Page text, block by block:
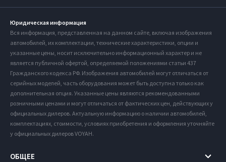
Юридическая информация
Вся информация, представленная на данном сайте, включая изображения
автомобилей, их комплектации, технические характеристики, опции и
указанные цены, носит исключительно информационный характер и не
является публичной офертой, определяемой положениями статьи 437
Гражданского кодекса РФ. Изображения автомобилей могут отличаться от
серийных моделей, часть оборудования может быть доступна только как
дополнительная опция. Указанные цены являются рекомендованными
розничными ценами и могут отличаться от фактических цен, действующих у
официальных дилеров. Актуальную информацию о наличии автомобилей,
комплектациях, стоимости, условиях приобретения и оформления уточняйте
у официальных дилеров VOYAH.
ОБЩЕЕ